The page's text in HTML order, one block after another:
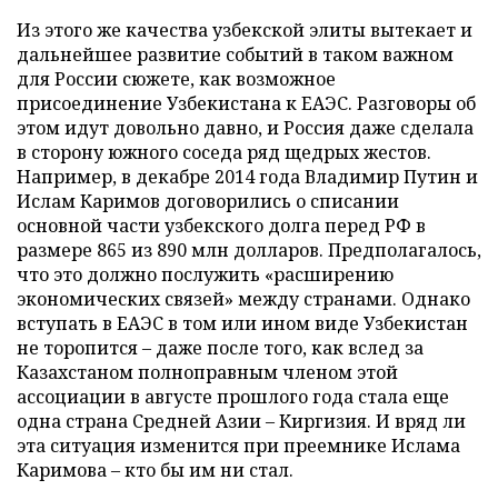
Из этого же качества узбекской элиты вытекает и
дальнейшее развитие событий в таком важном
для России сюжете, как возможное
присоединение Узбекистана к ЕАЭС. Разговоры об
этом идут довольно давно, и Россия даже сделала
в сторону южного соседа ряд щедрых жестов.
Например, в декабре 2014 года Владимир Путин и
Ислам Каримов договорились о списании
основной части узбекского долга перед РФ в
размере 865 из 890 млн долларов. Предполагалось,
что это должно послужить «расширению
экономических связей» между странами. Однако
вступать в ЕАЭС в том или ином виде Узбекистан
не торопится – даже после того, как вслед за
Казахстаном полноправным членом этой
ассоциации в августе прошлого года стала еще
одна страна Средней Азии – Киргизия. И вряд ли
эта ситуация изменится при преемнике Ислама
Каримова – кто бы им ни стал.